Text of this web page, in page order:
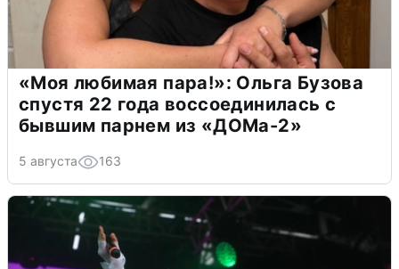
«Моя любимая пара!»: Ольга Бузова
спустя 22 года воссоединилась с
бывшим парнем из «ДОМа-2»
5 августа 163